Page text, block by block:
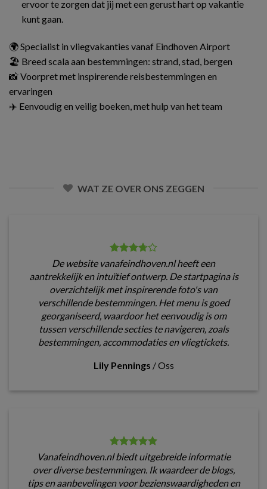
ervoor te zorgen dat jij met een gerust hart op vakantie
kunt gaan.
🌍 Specialist in vliegvakanties vanaf Eindhoven Airport
🏖️ Breed scala aan bestemmingen: strand, stad, bergen
📸 Voorpret met inspirerende reisbestemmingen en
ervaringen
✈️ Eenvoudig en veilig boeken, met hulp van het team
WAT ZE OVER ONS ZEGGEN
De website vanafeindhoven.nl heeft een
aantrekkelijk en intuïtief ontwerp. De startpagina is
overzichtelijk met inspirerende foto's van
verschillende bestemmingen. Het menu is goed
georganiseerd, waardoor het eenvoudig is om
tussen verschillende secties te navigeren, zoals
bestemmingen, accommodaties en vliegtickets.
Lily Pennings /Oss
Vanafeindhoven.nl biedt uitgebreide informatie
over diverse bestemmingen. Ik waardeer de blogs,
tips en aanbevelingen voor bezienswaardigheden en